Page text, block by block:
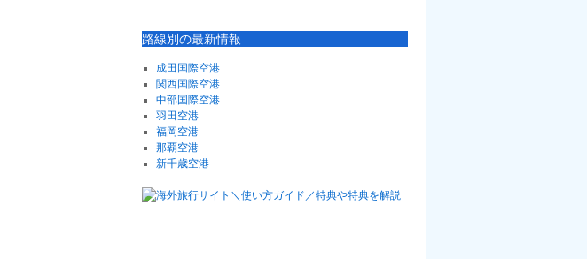
路線別の最新情報
成田国際空港
関西国際空港
中部国際空港
羽田空港
福岡空港
那覇空港
新千歳空港